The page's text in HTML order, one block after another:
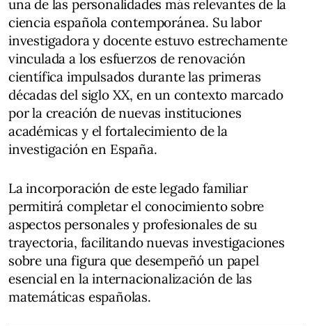
una de las personalidades más relevantes de la
ciencia española contemporánea. Su labor
investigadora y docente estuvo estrechamente
vinculada a los esfuerzos de renovación
científica impulsados durante las primeras
décadas del siglo XX, en un contexto marcado
por la creación de nuevas instituciones
académicas y el fortalecimiento de la
investigación en España.
La incorporación de este legado familiar
permitirá completar el conocimiento sobre
aspectos personales y profesionales de su
trayectoria, facilitando nuevas investigaciones
sobre una figura que desempeñó un papel
esencial en la internacionalización de las
matemáticas españolas.